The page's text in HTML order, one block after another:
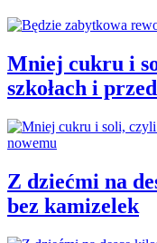
Mniej cukru i
szkołach i
Z dziećmi na
bez kamizelek